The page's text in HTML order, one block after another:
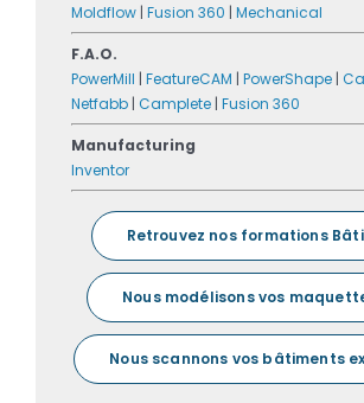
Moldflow | Fusion 360 | Mechanical
F.A.O.
PowerMill | FeatureCAM | PowerShape |
Netfabb | Camplete | Fusion 360
Manufacturing
Inventor
Retrouvez nos formations
Nous modélisons vos
Nous scannons vos bâtiments